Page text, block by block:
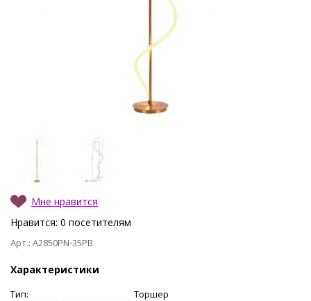
Мне нравится
Нравится: 0 посетителям
Арт.: A2850PN-35PB
Характеристики
Тип:
Торшер